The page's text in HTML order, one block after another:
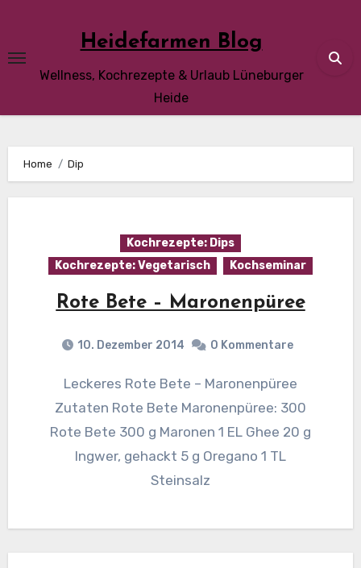
content
Heidefarmen Blog
Wellness, Kochrezepte & Urlaub Lüneburger
Heide
Home Dip
Kochrezepte: Dips
Kochrezepte: Vegetarisch
Kochseminar
Rote Bete – Maronenpüree
10. Dezember 2014 0 Kommentare
Leckeres Rote Bete – Maronenpüree
Zutaten Rote Bete Maronenpüree: 300
Rote Bete 300 g Maronen 1 EL Ghee 20 g
Ingwer, gehackt 5 g Oregano 1 TL
Steinsalz